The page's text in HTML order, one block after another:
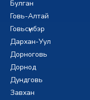
Булган
Говь-Алтай
Говьсүмбэр
Дархан-Уул
Дорноговь
Дорнод
Дундговь
Завхан